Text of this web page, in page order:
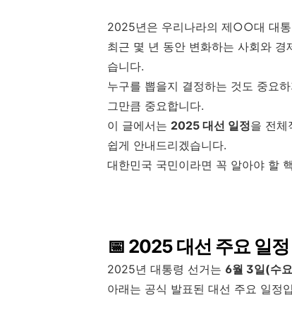
2025년은 우리나라의 제○○대 대통
최근 몇 년 동안 변화하는 사회와
습니다.
누구를 뽑을지 결정하는 것도 중요
그만큼 중요합니다.
이 글에서는 2025 대선 일정을 전체
쉽게 안내드리겠습니다.
대한민국 국민이라면 꼭 알아야 할
📅 2025 대선 주요 일
2025년 대통령 선거는 6월 3일(수
아래는 공식 발표된 대선 주요 일정